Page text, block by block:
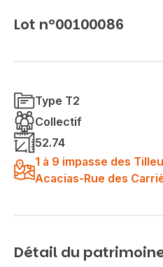
Lot n°00100086
Type T2
Collectif
52.74
1 à 9 impasse des
Acacias-Rue des
Détail du